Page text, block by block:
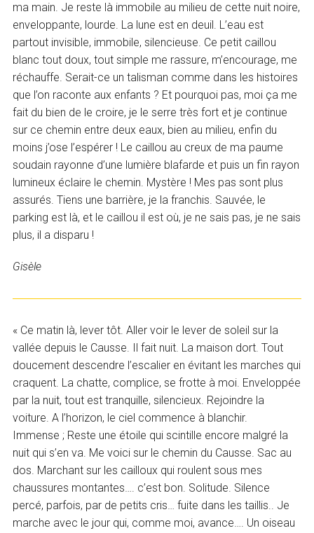
ma main. Je reste là immobile au milieu de cette nuit noire,
enveloppante, lourde. La lune est en deuil. L’eau est
partout invisible, immobile, silencieuse. Ce petit caillou
blanc tout doux, tout simple me rassure, m’encourage, me
réchauffe. Serait-ce un talisman comme dans les histoires
que l’on raconte aux enfants ? Et pourquoi pas, moi ça me
fait du bien de le croire, je le serre très fort et je continue
sur ce chemin entre deux eaux, bien au milieu, enfin du
moins j’ose l’espérer ! Le caillou au creux de ma paume
soudain rayonne d’une lumière blafarde et puis un fin rayon
lumineux éclaire le chemin. Mystère ! Mes pas sont plus
assurés. Tiens une barrière, je la franchis. Sauvée, le
parking est là, et le caillou il est où, je ne sais pas, je ne sais
plus, il a disparu !
Gisèle
« Ce matin là, lever tôt. Aller voir le lever de soleil sur la
vallée depuis le Causse. Il fait nuit. La maison dort. Tout
doucement descendre l’escalier en évitant les marches qui
craquent. La chatte, complice, se frotte à moi. Enveloppée
par la nuit, tout est tranquille, silencieux. Rejoindre la
voiture. A l’horizon, le ciel commence à blanchir.
Immense ; Reste une étoile qui scintille encore malgré la
nuit qui s’en va. Me voici sur le chemin du Causse. Sac au
dos. Marchant sur les cailloux qui roulent sous mes
chaussures montantes…. c’est bon. Solitude. Silence
percé, parfois, par de petits cris… fuite dans les taillis.. Je
marche avec le jour qui, comme moi, avance…. Un oiseau